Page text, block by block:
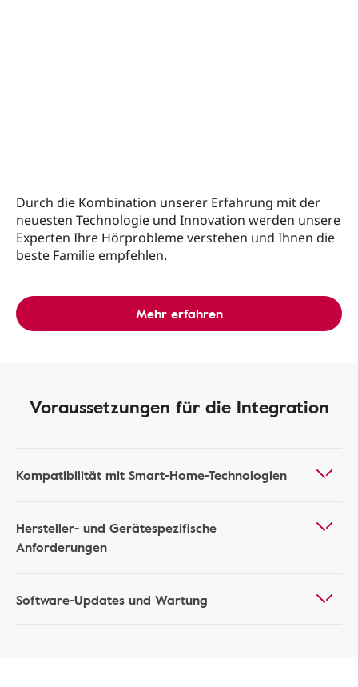
Durch die Kombination unserer Erfahrung mit der
neuesten Technologie und Innovation werden unsere
Experten Ihre Hörprobleme verstehen und Ihnen die
beste Familie empfehlen.
Mehr erfahren
Voraussetzungen für die Integration
Kompatibilität mit Smart-Home-Technologien
Hersteller- und Gerätespezifische
Anforderungen
Software-Updates und Wartung